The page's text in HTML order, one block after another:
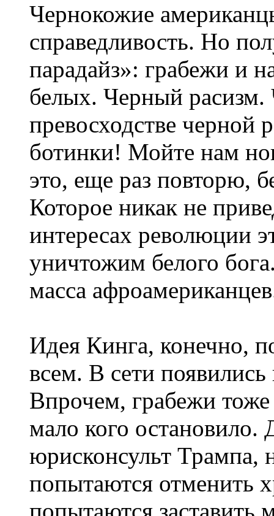
Чернокожие
справедливость. Но
парадайз»: грабежи и
белых. Черный расизм.
превосходстве черной
ботинки! Мойте нам
это, еще раз повторю,
Которое никак не
интересах революции
уничтожим белого
масса
Идея Кинга, конечно,
всем. В сети
Впрочем, грабежи тоже
мало кого
юрисконсульт Трампа,
попытаются отменить